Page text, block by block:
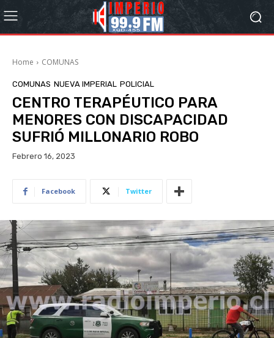
Home COMUNAS
COMUNAS NUEVA IMPERIAL POLICIAL
CENTRO TERAPÉUTICO PARA
MENORES CON DISCAPACIDAD
SUFRIÓ MILLONARIO ROBO
Febrero 16, 2023
Facebook Twitter